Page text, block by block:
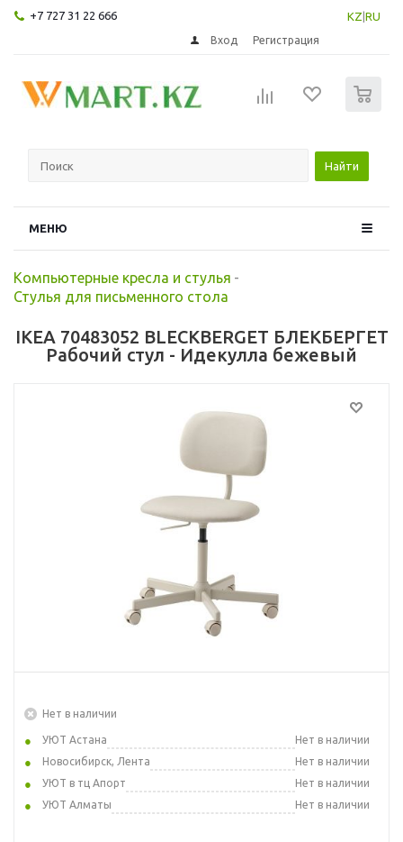
+7 727 31 22 666 KZ RU
Вход Регистрация
Найти
МЕНЮ
Компьютерные кресла и стулья -
Стулья для письменного стола
IKEA 70483052 BLECKBERGET БЛЕКБЕРГЕТ
Рабочий стул - Идекулла бежевый
Нет в наличии
УЮТ Астана
Нет в наличии
Новосибирск, Лента
Нет в наличии
УЮТ в тц Апорт
Нет в наличии
УЮТ Алматы
Нет в наличии